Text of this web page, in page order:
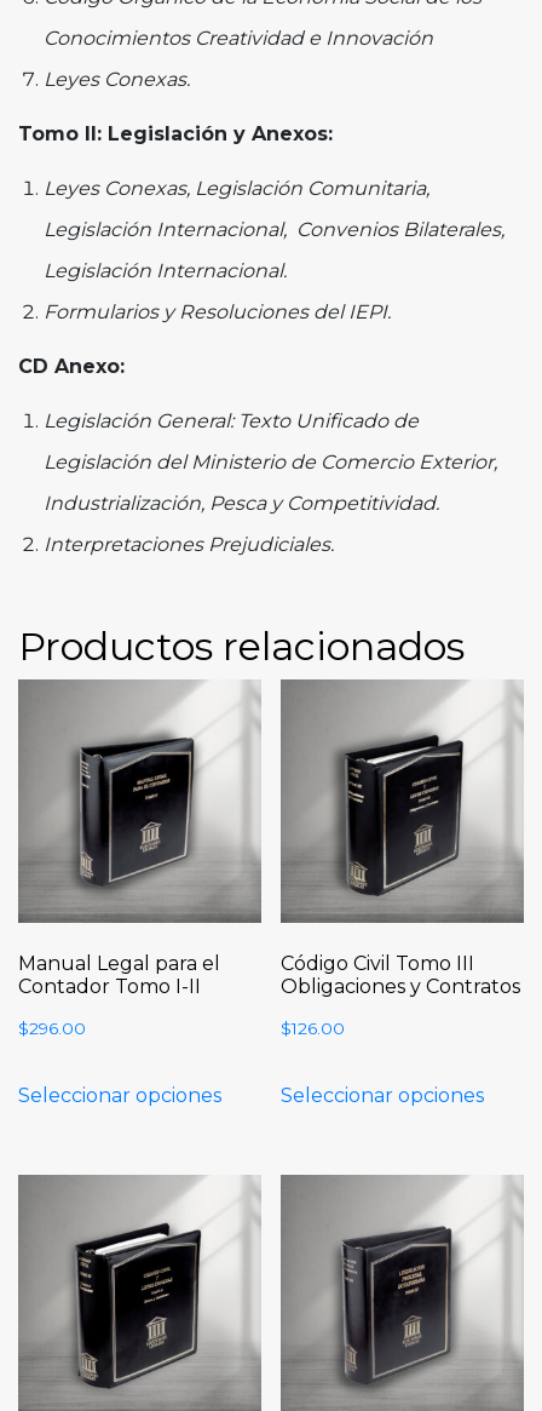
Conocimientos Creatividad e Innovación
Leyes Conexas.
Tomo II: Legislación y Anexos:
Leyes Conexas, Legislación Comunitaria,
Legislación Internacional, Convenios Bilaterales,
Legislación Internacional.
Formularios y Resoluciones del IEPI.
CD Anexo:
Legislación General: Texto Unificado de
Legislación del Ministerio de Comercio Exterior,
Industrialización, Pesca y Competitividad.
Interpretaciones Prejudiciales.
Productos relacionados
Manual Legal para el
Contador Tomo I-II
$296.00
Seleccionar opciones
Código Civil Tomo III
Obligaciones y Contratos
$126.00
Seleccionar opciones